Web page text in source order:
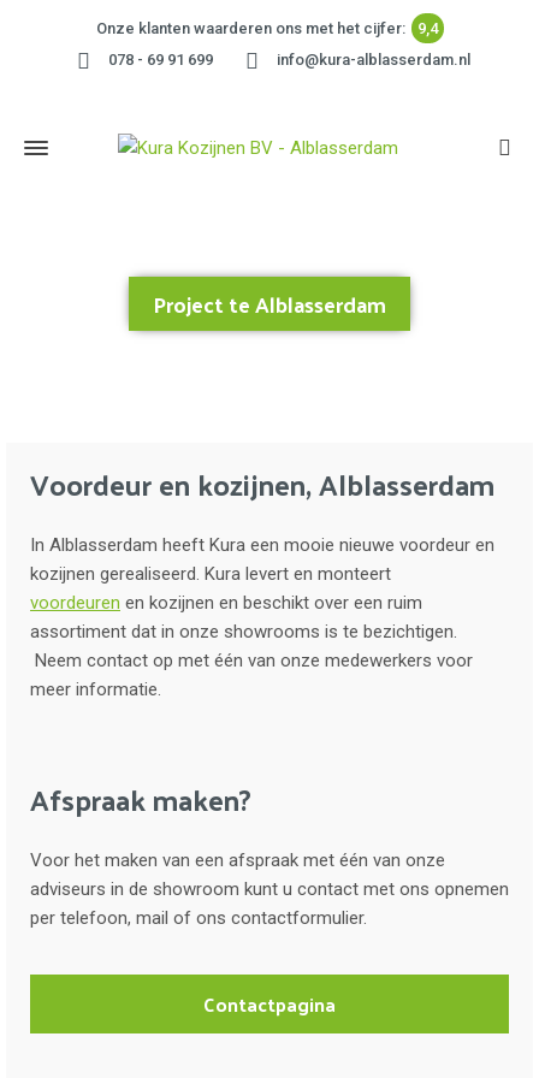
Onze klanten waarderen ons met het cijfer:
9,4
078 - 69 91 699
info@kura-alblasserdam.nl
Project te Alblasserdam
Voordeur en kozijnen, Alblasserdam
In Alblasserdam heeft Kura een mooie nieuwe voordeur en
kozijnen gerealiseerd. Kura levert en monteert
voordeuren en kozijnen en beschikt over een ruim
assortiment dat in onze showrooms is te bezichtigen.
Neem contact op met één van onze medewerkers voor
meer informatie.
Afspraak maken?
Voor het maken van een afspraak met één van onze
adviseurs in de showroom kunt u contact met ons opnemen
per telefoon, mail of ons contactformulier.
Contactpagina